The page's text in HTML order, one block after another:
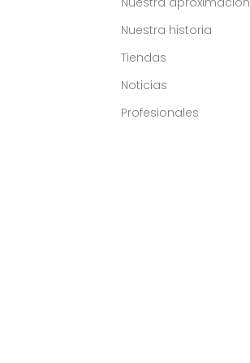
Nuestra historia
Tiendas
Noticias
Profesionales